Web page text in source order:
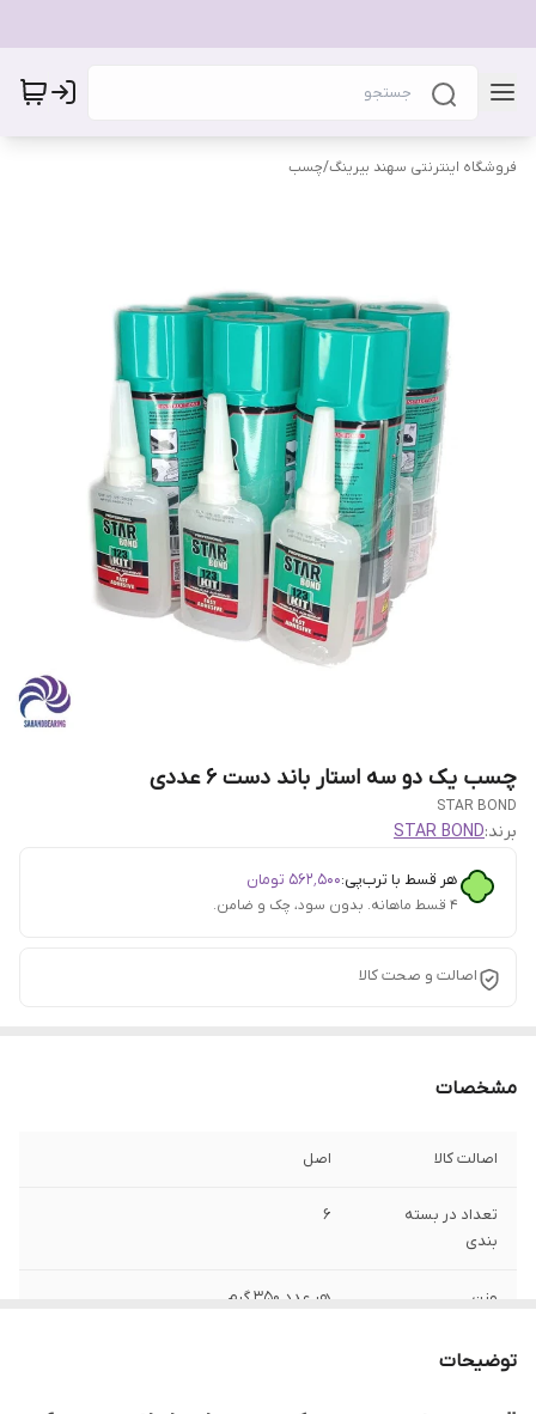
فروشگاه اینترنتی سهند بیرینگ/چسب
چسب یک دو سه استار باند دست 6 عددی
STAR BOND
برند:STAR BOND
هر قسط با ترب‌پی:۵۶۲٬۵۰۰ تومان
۴ قسط ماهانه. بدون سود، چک و ضامن.
اصالت و صحت کالا
مشخصات
اصالت کالا اصل
تعداد در بسته
بندی
6
وزن هر عدد 350 گرم
کشور ساخت
توضیحات